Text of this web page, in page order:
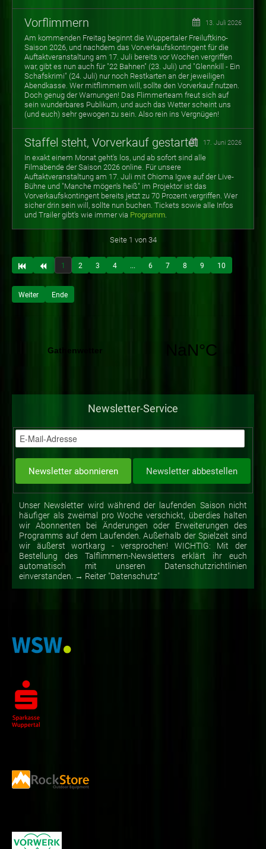
Vorflimmern 13. Juli 2026
Am kommenden Freitag beginnt die Wuppertaler Freiluftkino-
Saison 2026, und nachdem das Vorverkaufskontingent für die
Auftaktveranstaltung am 17. Juli bereits vor Wochen vergriffen
war, gibt es nun auch für "22 Bahnen" (23. Juli) und "Glennkill - Ein
Schafskrimi" (24. Juli) nur noch Restkarten an der jeweiligen
Abendkasse. Wer mitflimmern will, sollte den Vorverkauf nutzen.
Doch genug der Warnungen! Das Flimmerteam freut sich auf
sein wunderbares Publikum, und auch das Wetter scheint uns
(und euch) sehr gewogen zu sein. Also rein ins Vergnügen!
Staffel steht, Vorverkauf gestartet 17. Juni 2026
In exakt einem Monat geht's los, und ab sofort sind alle
Filmabende der Saison 2026 online. Für unsere
Auftaktveranstaltung am 17. Juli mit Chioma Igwe auf der Live-
Bühne und "Manche mögen's heiß" im Projektor ist das
Vorverkaufskontingent bereits jetzt zu 70 Prozent vergriffen. Wer
sicher drin sein will, sollte nun buchen. Tickets sowie alle Infos
und Trailer gibt's wie immer via Programm.
Seite 1 von 34
1 2 3 4 ... 6 7 8 9 10
Weiter Ende
Newsletter-Service
Unser Newsletter wird während der laufenden Saison nicht
häufiger als zweimal pro Woche verschickt, überdies halten
wir Abonnenten bei Änderungen oder Erweiterungen des
Programms auf dem Laufenden. Außerhalb der Spielzeit sind
wir äußerst wortkarg - versprochen! WICHTIG: Mit der
Bestellung des Talflimmern-Newsletters erklärt ihr euch
automatisch mit unseren Datenschutzrichtlinien
einverstanden. → Reiter "Datenschutz"